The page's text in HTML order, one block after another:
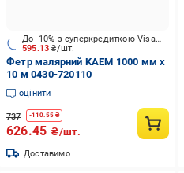
595.13₴/шт.
До -10% з суперкредиткою Visa Вигода
Фетр малярний KAEM 1000 мм x
10 м 0430-720110
оцінити
737 -110.55 ₴
626.45 ₴/шт.
Доставимо